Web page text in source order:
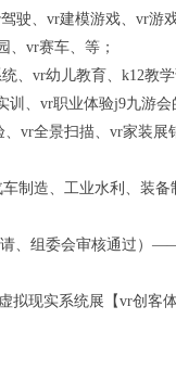
驶、vr建模游戏、vr游
、vr赛车、等；
、vr幼儿教育、k12教
、vr职业体验j9九游会
、vr全景扫描、vr家装
制造、工业水利、装
请、组委会审核通过
拟现实系统展【vr创客